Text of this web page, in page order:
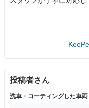
投稿者さん
洗車・コーティングした車